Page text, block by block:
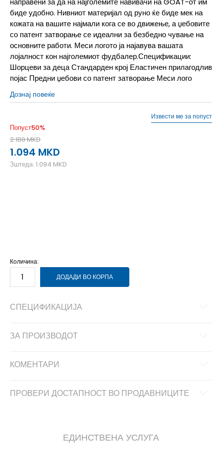
биде удобно. Нивниот материјал од руно ќе биде мек на
кожата на вашите најмали кога се во движење, а џебовите
со патент затворање се идеални за безбедно чување на
основните работи. Меси логото ја најавува вашата
лојалност кон најголемиот фудбалер.Спецификации:
Шорцеви за деца Стандарден крој Еластичен прилагодлив
појас Предни џебови со патент затворање Меси лого
Дознај повеќе
Попуст50%
2.188MKD
1.094 MKD
Зштеда: 1.094 MKD
Извести ме за попуст
Количина:
ДОДАДИ ВО КОРПА
СПЕЦИФИКАЦИЈА
ЗА ПРОИЗВОДОТ
КОМЕНТАРИ
ПРОВЕРИ ДОСТАПНОСТ ВО ПРОДАВНИЦИТЕ
ЕДИНСТВЕНА УСЛУГА